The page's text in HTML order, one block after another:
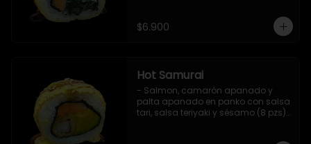
$6.900
Hot Samurai
- Salmon, camarón apanado y
palta apanado en panko con salsa
tari, salsa teriyaki y sésamo (8 pzs).